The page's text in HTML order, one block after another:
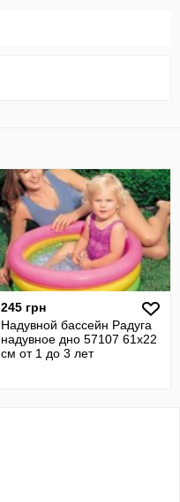
245 грн
Надувной бассейн Радуга
надувное дно 57107 61х22
см от 1 до 3 лет